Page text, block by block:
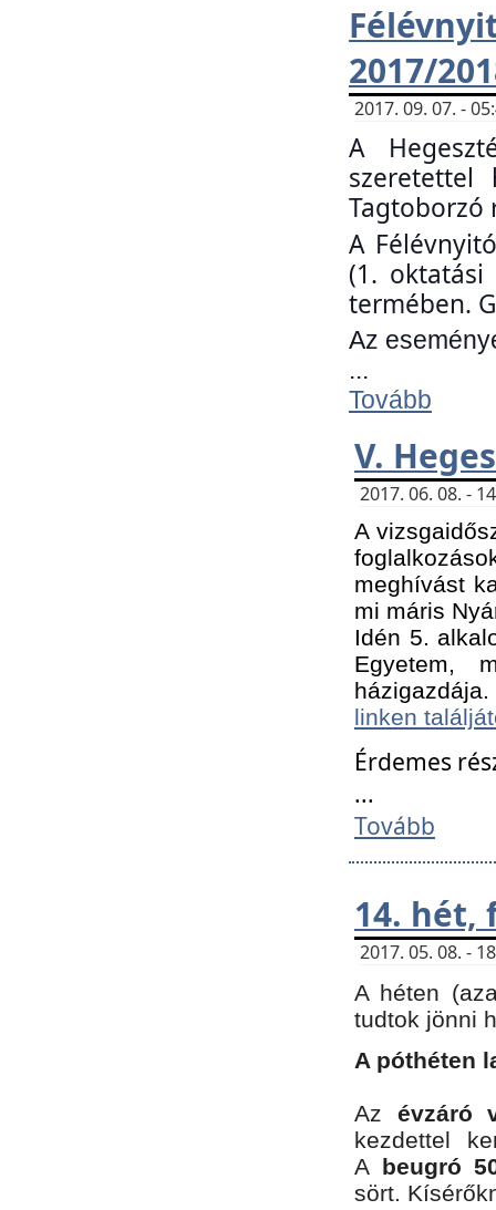
2017/
2017. 09. 07. -
A
Tagtoborzó
A
(1. oktatási
termében.
Az
...
Tovább
V.
2017. 06. 08. -
A
meghívást
mi máris
Idén 5.
Egyetem,
linken
Érdemes
...
Tovább
14. hét,
2017. 05. 08. -
A héten
tudtok jönni
A póthéten
Az évzáró
kezdettel
A beugró
sört.